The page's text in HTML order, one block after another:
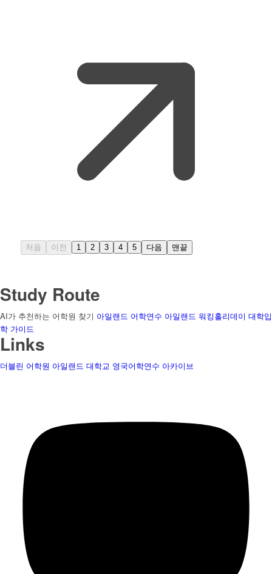
처음 이전 1 2 3 4 5 다음 맨끝
Study Route
AI가 추천하는 어학원 찾기 아일랜드 어학연수 아일랜드 워킹홀리데이 대학입
학 가이드
Links
더블린 어학원 아일랜드 대학교 영국어학연수 아카이브